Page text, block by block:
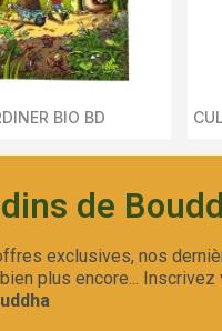
Rapide
BIO BD
de
exclusives, nos
plus encore... Inscrivez